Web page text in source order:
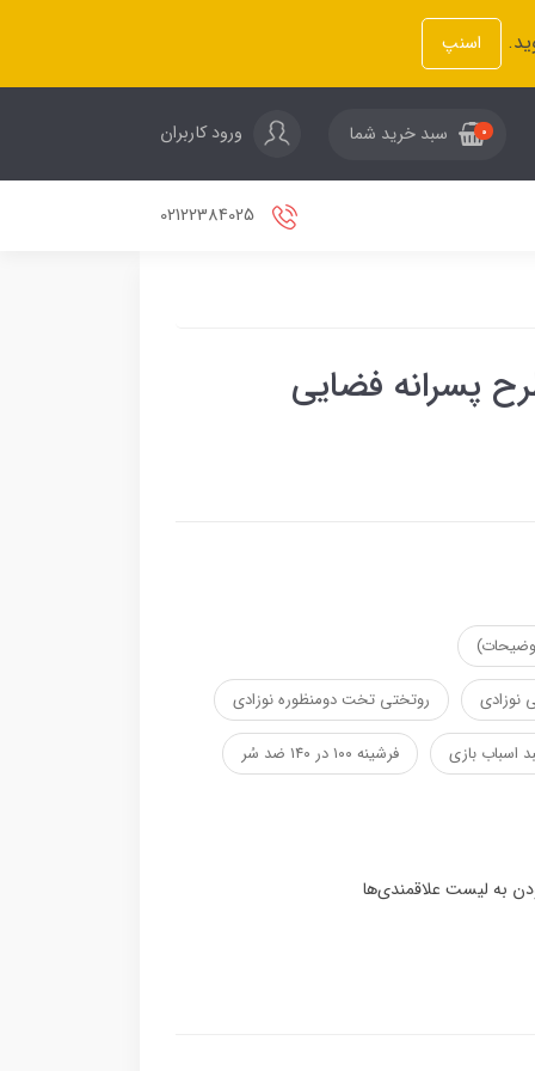
اسنپ
0 سبد خرید شما ورود کاربران
نوزادی روتختی تخت دومنظوره نوزادی
اسباب بازی فرشینه ۱۰۰ در ۱۴۰ ضد سُر